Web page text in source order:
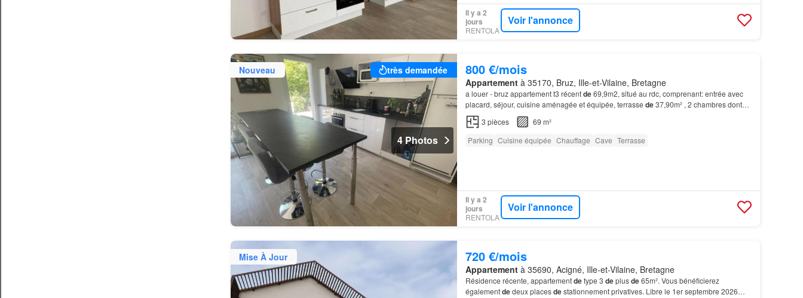
Il y a 2
jours
RENTOLA
Voir l'annonce
Nouveau très demandée
4 Photos
800 €/mois
Appartementà 35170, Bruz, Ille-et-Vilaine, Bretagne
a louer - bruz appartement t3 récentde69,9m2, situé au rdc, comprenant: entrée avec
placard, séjour, cuisine aménagée et équipée, terrasse de37,90m² , 2 chambres dont
une avec placard, salle de bains, et 2 places
3 pièces
69 m²
Parking Cuisine équipée Chauffage Cave Terrasse
Il y a 2
jours
RENTOLA
Voir l'annonce
Mise À Jour 720 €/mois
Appartementà 35690, Acigné, Ille-et-Vilaine, Bretagne
Résidence récente, appartementdetype 3 deplusde65m². Vous bénéficierez
égalementdedeux placesdestationnement privatives. Libre le 1er septembre 2026…